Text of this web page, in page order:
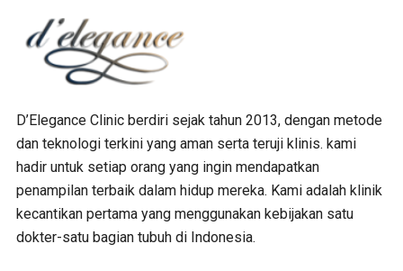
D’Elegance Clinic berdiri sejak tahun 2013, dengan metode
dan teknologi terkini yang aman serta teruji klinis. kami
hadir untuk setiap orang yang ingin mendapatkan
penampilan terbaik dalam hidup mereka. Kami adalah klinik
kecantikan pertama yang menggunakan kebijakan satu
dokter-satu bagian tubuh di Indonesia.